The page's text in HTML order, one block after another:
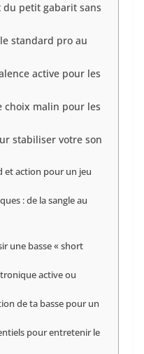
du petit gabarit sans
standard pro au
active pour les
choix malin pour les
stabiliser votre son
et action pour un jeu
: de la sangle au
une basse « short
active ou
de ta basse pour un
pour entretenir le